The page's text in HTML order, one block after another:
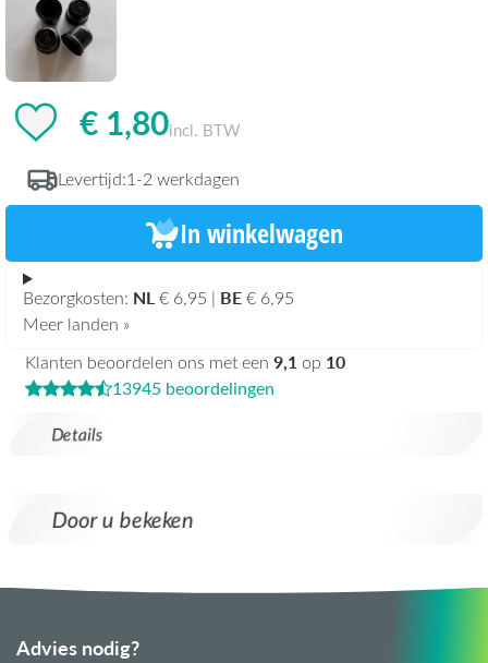
Details
€ 1,80incl. BTW
Levertijd:1-2 werkdagen
In winkelwagen
Bezorgkosten: NL€ 6,95 | BE€ 6,95
Meer landen »
Klanten beoordelen ons met een 9,1 op 10
13945 beoordelingen
Door u bekeken
Advies nodig?